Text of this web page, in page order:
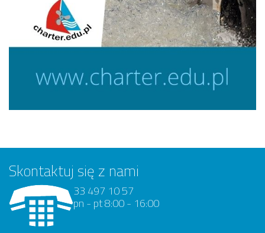
Skontaktuj się z nami
33 497 10 57
pn - pt 8:00 - 16:00